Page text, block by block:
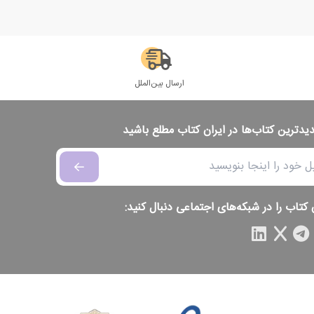
ارسال بین‌الملل
کتاب‌ها در ایران کتاب مطلع باشید
کتاب را در شبکه‌های اجتماعی دنبال کنید: